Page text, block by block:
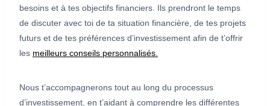
besoins et à tes objectifs financiers. Ils prendront le temps
de discuter avec toi de ta situation financière, de tes projets
futurs et de tes préférences d’investissement afin de t’offrir
les meilleurs conseils personnalisés.
Nous t’accompagnerons tout au long du processus
d’investissement, en t’aidant à comprendre les différentes